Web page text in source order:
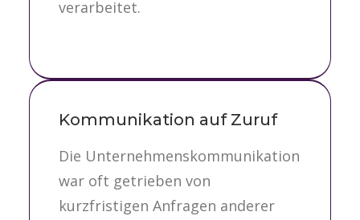
verarbeitet.
Kommunikation auf Zuruf
Die Unternehmenskommunikation
war oft getrieben von
kurzfristigen Anfragen anderer